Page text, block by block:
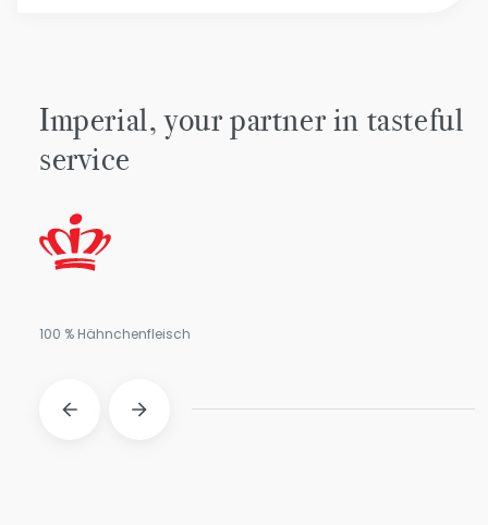
Imperial, your partner in tasteful
service
100 % Hähnchenfleisch